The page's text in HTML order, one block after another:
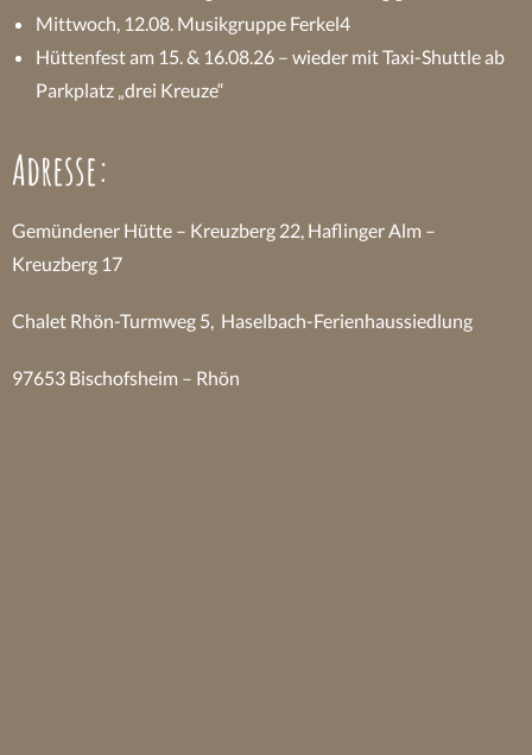
Mittwoch, 12.08. Musikgruppe Ferkel4
Hüttenfest am 15. & 16.08.26 – wieder mit Taxi-Shuttle ab
Parkplatz „drei Kreuze“
Adresse:
Gemündener Hütte – Kreuzberg 22, Haflinger Alm –
Kreuzberg 17
Chalet Rhön-Turmweg 5, Haselbach-Ferienhaussiedlung
97653 Bischofsheim – Rhön